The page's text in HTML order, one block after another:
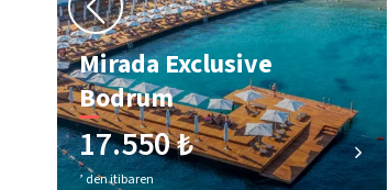
Mirada Exclusive
Bodrum
17.550 ₺
’ den itibaren